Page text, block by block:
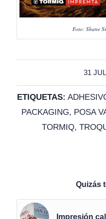
Foto: Shane
31
ETIQUETAS:
PACKAGING, POSA
TORMIQ,
Quizás
Impresión